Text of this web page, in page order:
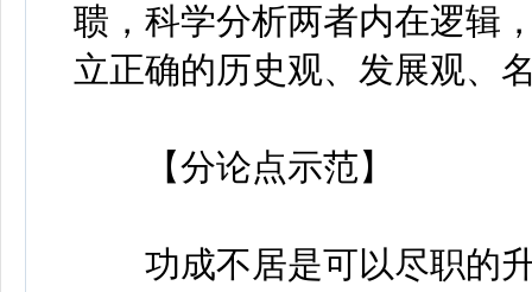
聩，科学分析两者内在逻辑
立正确的历史观、发展观、
【分论点示范】
功成不居是可以尽职的升